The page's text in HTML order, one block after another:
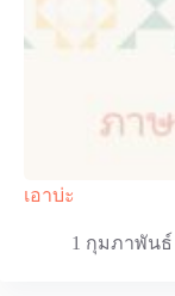
เอาบ่ะ
1 กุมภาพันธ์